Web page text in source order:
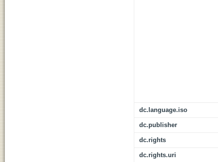
dc.language.iso
dc.publisher
dc.rights
dc.rights.uri